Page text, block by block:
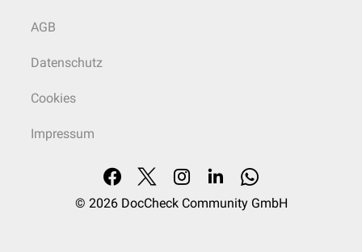
AGB
Datenschutz
Cookies
Impressum
© 2026 DocCheck Community GmbH